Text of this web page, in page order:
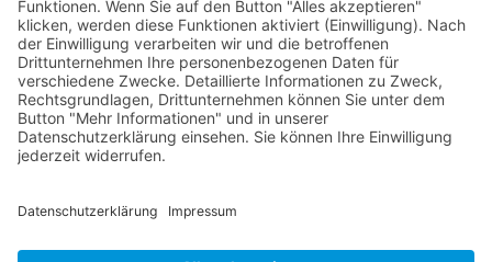
Das ist nah!
Branchenbuch
Kontakt & Hilfe
Für Unternehmen